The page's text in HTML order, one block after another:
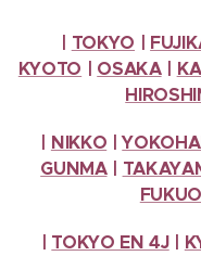
TOKYO
KYOTO
OSAKA|
NIKKO |
GUNMA|
TOKYO EN 4J